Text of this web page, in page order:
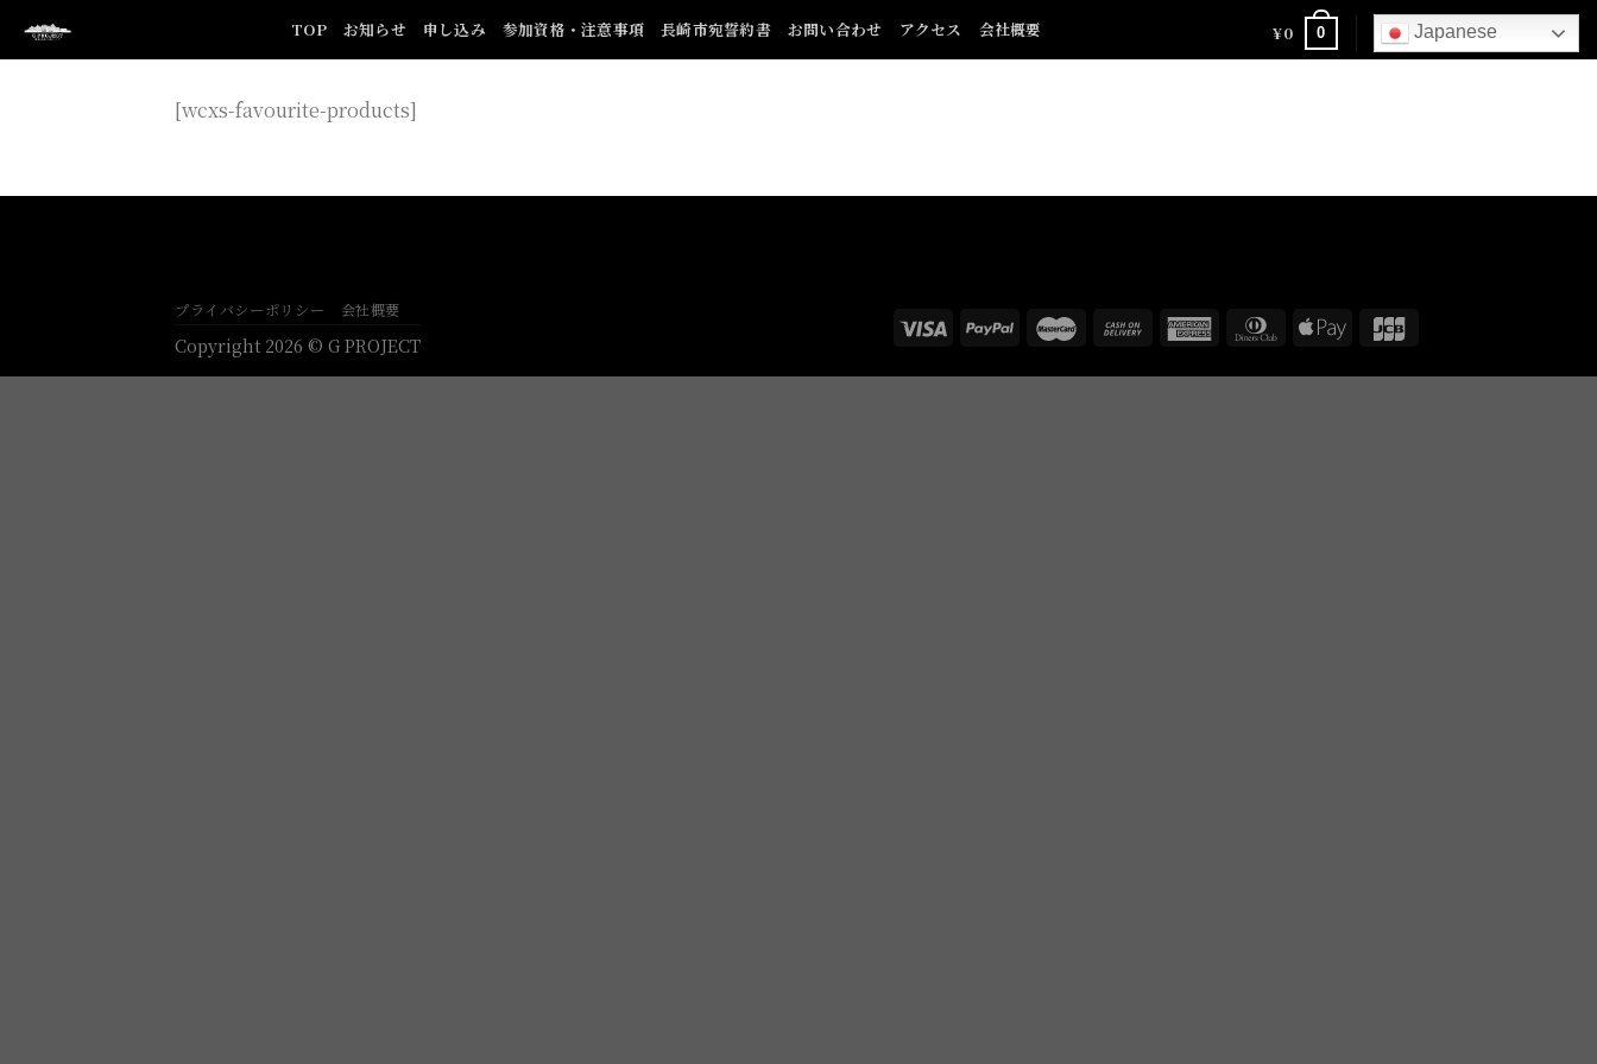
TOP お知らせ 申し込み 参加資格・注意事項 長崎市宛誓約書 お問い合わせ アクセス 会社概要 ¥0 0 Japanese
[wcxs-favourite-products]
プライバシーポリシー 会社概要
Copyright 2026 © G PROJECT